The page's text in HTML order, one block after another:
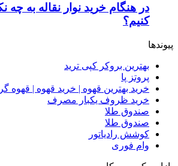
در هنگام خرید نوار نقاله به چه
کنیم؟
پیوندها
بهترین بروکر کپی ترید
پروتز پا
خرید بهترین قهوه | خرید قهوه | قهوه
خرید ظروف یکبار مصرف
صندوق طلا
صندوق طلا
کوشش رادیاتور
وام فوری